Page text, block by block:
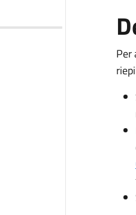
Per